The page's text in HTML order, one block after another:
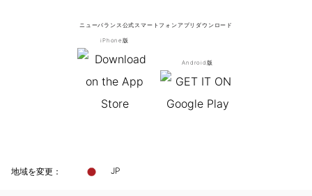
ニューバランス公式スマートフォンアプリ ダウンロード
iPhone版
Android版
地域を変更： JP